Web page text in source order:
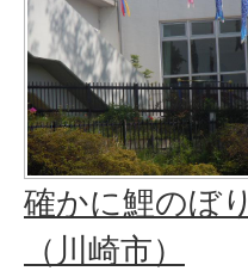
確かに鯉のぼり
（川崎市）